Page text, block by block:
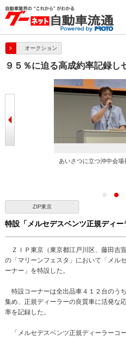
オークション
９５％に迫る高成約率記録し
あいさつに立つ沖中会場
ZIP東京
特設「メルセデスベンツ正規ディ
ＺＩＰ東京（東京都江戸川区、藤田吉
の「マリーンフェスタ」において「メル
ーナー」を特設した。
特設コーナーは全出品車４１２台のう
集め、正規ディーラーの良質車に活発な
率を記録した。
「メルセデスベンツ正規ディーラーコ